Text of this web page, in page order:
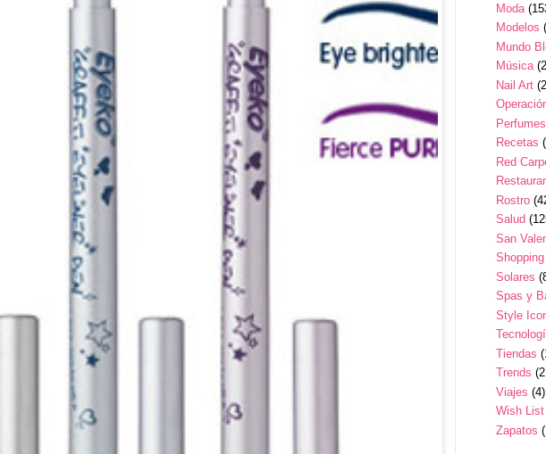
Moda
Modelos
Mundo
Música
Nail Art
Perfumes
Recetas
Red
Rostro
Salud
San
Shopping
Solares
Spas y
Style
Tiendas
Trends
Viajes (4)
Wish List
Zapatos